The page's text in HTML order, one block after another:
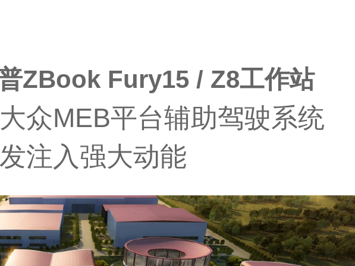
ZBook Fury15 / Z8工作站
众MEB平台辅助驾驶系统
注入强大动能